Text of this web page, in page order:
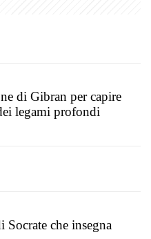
di Gibran per capire
legami profondi
Socrate che insegna